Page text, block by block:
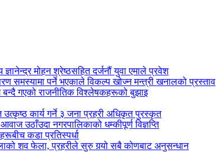
मोहन श्रेष्ठसहित दर्जनौं युवा एमाले प्रवेश
समस्यामा पर्ने भएकाले विकल्प खोज्न मन्त्री खनालको प्रस्ताव
गएको राजनीतिक विश्लेषकहरूको बुझाइ
उत्कृष्ठ कार्य गर्ने ३ जना प्रहरी अधिकृत पुरस्कृत
उठाँउदा नगरपालिकाको धम्कीपूर्ण विज्ञप्ति
कडा प्रतिस्पर्धा
शव फेला, प्रहरीले सुरु गर्‍यो सबै कोणबाट अनुसन्धान